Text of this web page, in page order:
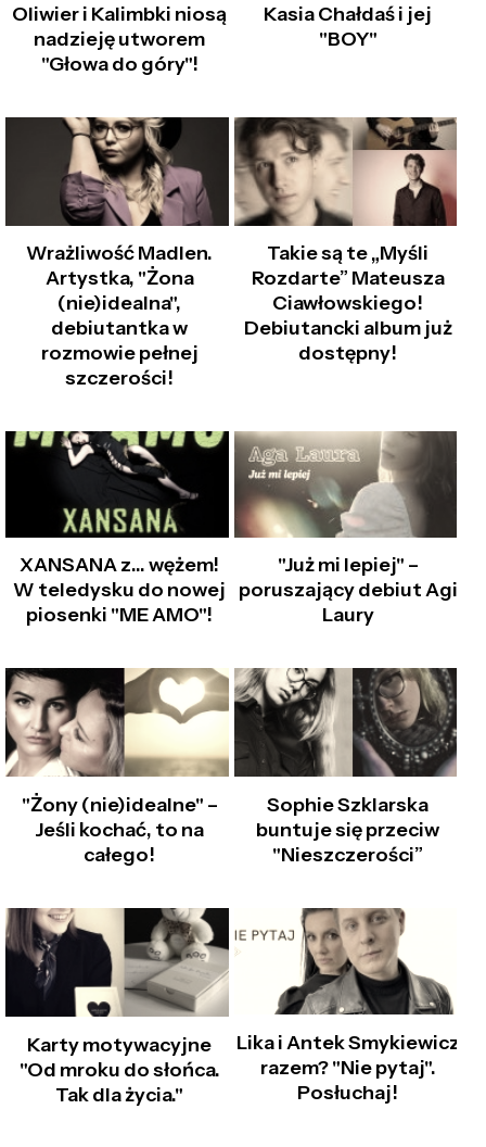
Oliwier i Kalimbki niosą
nadzieję utworem
"Głowa do góry"!
Kasia Chałdaś i jej
"BOY"
Wrażliwość Madlen.
Artystka, "Żona
(nie)idealna",
debiutantka w
rozmowie pełnej
szczerości!
Takie są te „Myśli
Rozdarte” Mateusza
Ciawłowskiego!
Debiutancki album już
dostępny!
XANSANA z... wężem!
W teledysku do nowej
piosenki "ME AMO"!
"Już mi lepiej" –
poruszający debiut Agi
Laury
"Żony (nie)idealne" –
Jeśli kochać, to na
całego!
Sophie Szklarska
buntuje się przeciw
"Nieszczerości”
Karty motywacyjne
"Od mroku do słońca.
Tak dla życia."
Lika i Antek Smykiewicz
razem? "Nie pytaj".
Posłuchaj!